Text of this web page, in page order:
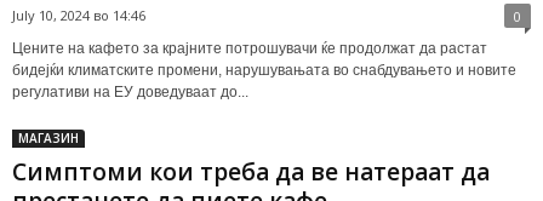
July 10, 2024 во 14:46 0
Цените на кафето за крајните потрошувачи ќе продолжат да растат
бидејќи климатските промени, нарушувањата во снабдувањето и новите
регулативи на ЕУ доведуваат до...
МАГАЗИН
Симптоми кои треба да ве натераат да